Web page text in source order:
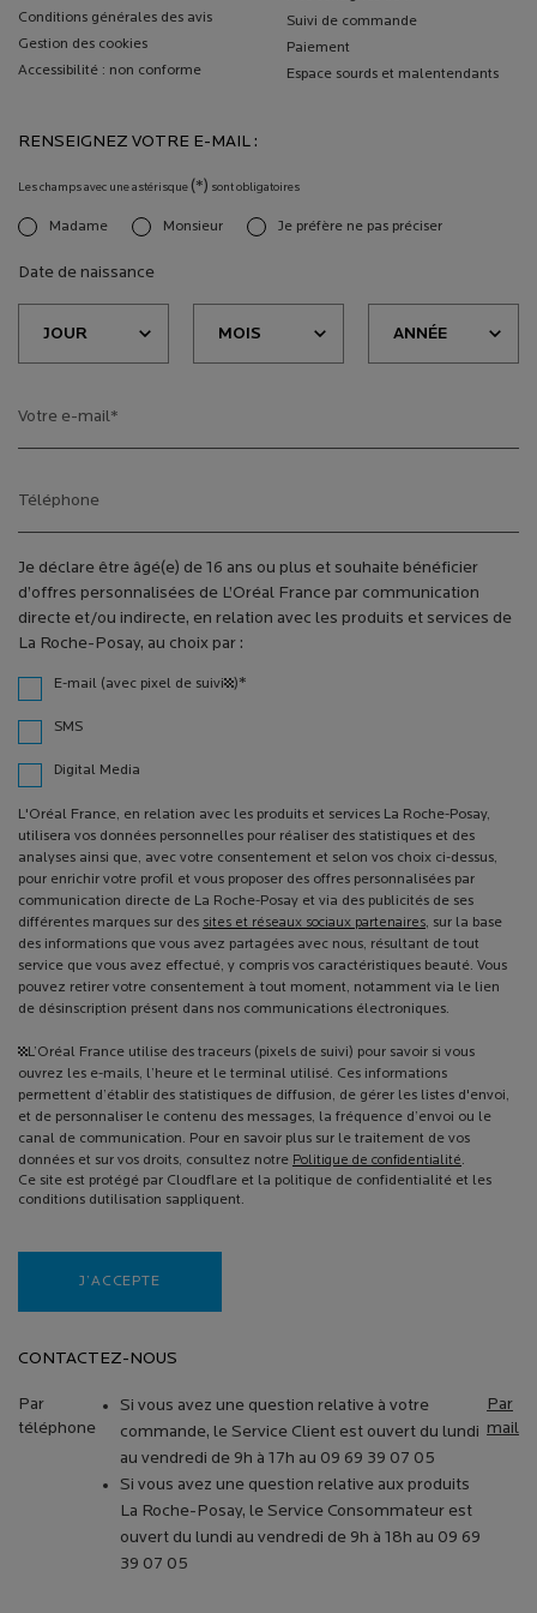
Conditions générales des avis
Gestion des cookies
Accessibilité : non conforme
Suivi de commande
Paiement
Espace sourds et malentendants
RENSEIGNEZ VOTRE E-MAIL :
Les champs avec une astérisque (*) sont obligatoires
newslettersignup.title.legend
Madame Monsieur Je préfère ne pas préciser
Date de naissance
Votre e-mail*
Téléphone
Je déclare être âgé(e) de 16 ans ou plus et souhaite bénéficier
d’offres personnalisées de L’Oréal France par communication
directe et/ou indirecte, en relation avec les produits et services de
La Roche-Posay, au choix par :
E-mail (avec pixel de suivi¹)*
SMS
Digital Media
L'Oréal France, en relation avec les produits et services La Roche-Posay,
utilisera vos données personnelles pour réaliser des statistiques et des
analyses ainsi que, avec votre consentement et selon vos choix ci-dessus,
pour enrichir votre profil et vous proposer des offres personnalisées par
communication directe de La Roche-Posay et via des publicités de ses
différentes marques sur des sites et réseaux sociaux partenaires, sur la base
des informations que vous avez partagées avec nous, résultant de tout
service que vous avez effectué, y compris vos caractéristiques beauté. Vous
pouvez retirer votre consentement à tout moment, notamment via le lien
de désinscription présent dans nos communications électroniques.
¹L’Oréal France utilise des traceurs (pixels de suivi) pour savoir si vous
ouvrez les e-mails, l’heure et le terminal utilisé. Ces informations
permettent d’établir des statistiques de diffusion, de gérer les listes d'envoi,
et de personnaliser le contenu des messages, la fréquence d’envoi ou le
canal de communication. Pour en savoir plus sur le traitement de vos
données et sur vos droits, consultez notre Politique de confidentialité.
Ce site est protégé par Cloudflare et la politique de confidentialité et les
conditions dutilisation sappliquent.
J’ACCEPTE
CONTACTEZ-NOUS
Par
téléphone
Si vous avez une question relative à votre
commande, le Service Client est ouvert du lundi
au vendredi de 9h à 17h au 09 69 39 07 05
Si vous avez une question relative aux produits
La Roche-Posay, le Service Consommateur est
ouvert du lundi au vendredi de 9h à 18h au 09 69
39 07 05
Par
mail